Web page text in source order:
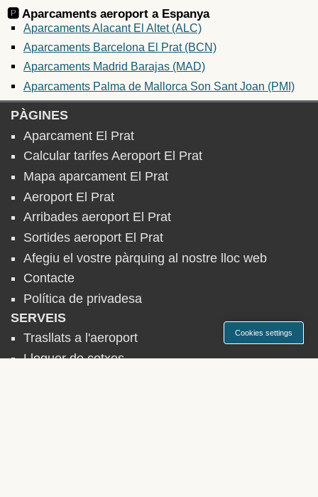
🅿️ Aparcaments aeroport a Espanya
Aparcaments Alacant El Altet (ALC)
Aparcaments Barcelona El Prat (BCN)
Aparcaments Madrid Barajas (MAD)
Aparcaments Palma de Mallorca Son Sant Joan (PMI)
PÀGINES
Aparcament El Prat
Calcular tarifes Aeroport El Prat
Mapa aparcament El Prat
Aeroport El Prat
Arribades aeroport El Prat
Sortides aeroport El Prat
Afegiu el vostre pàrquing al nostre lloc web
Contacte
Política de privadesa
SERVEIS
Trasllats a l'aeroport
Lloguer de cotxes
Cookies settings